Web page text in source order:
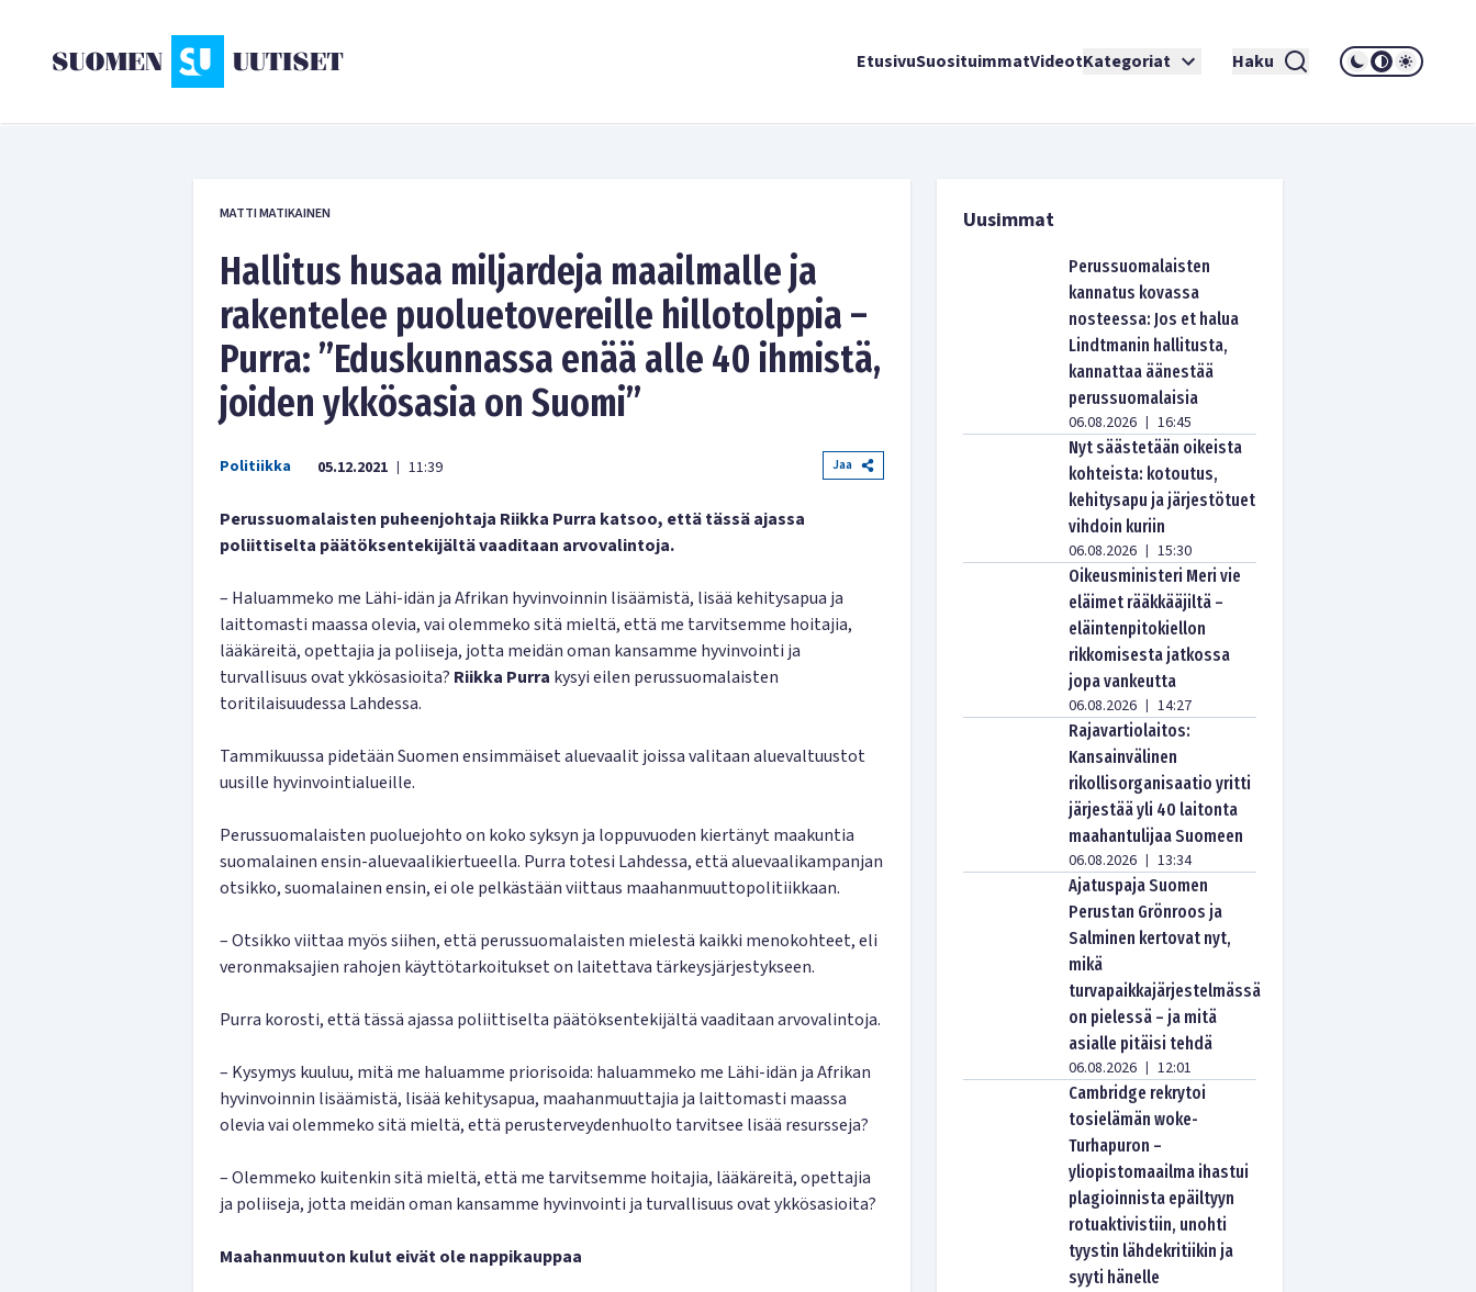
EtusivuSuosituimmatVideotKategoriat Haku
MATTI MATIKAINEN
Hallitus husaa miljardeja maailmalle ja
rakentelee puoluetovereille hillotolppia –
Purra: ”Eduskunnassa enää alle 40 ihmistä,
joiden ykkösasia on Suomi”
Politiikka 05.12.2021 | 11:39 Jaa
Perussuomalaisten puheenjohtaja Riikka Purra katsoo, että tässä ajassa
poliittiselta päätöksentekijältä vaaditaan arvovalintoja.
– Haluammeko me Lähi-idän ja Afrikan hyvinvoinnin lisäämistä, lisää kehitysapua ja
laittomasti maassa olevia, vai olemmeko sitä mieltä, että me tarvitsemme hoitajia,
lääkäreitä, opettajia ja poliiseja, jotta meidän oman kansamme hyvinvointi ja
turvallisuus ovat ykkösasioita? Riikka Purra kysyi eilen perussuomalaisten
toritilaisuudessa Lahdessa.
Tammikuussa pidetään Suomen ensimmäiset aluevaalit joissa valitaan aluevaltuustot
uusille hyvinvointialueille.
Perussuomalaisten puoluejohto on koko syksyn ja loppuvuoden kiertänyt maakuntia
suomalainen ensin-aluevaalikiertueella. Purra totesi Lahdessa, että aluevaalikampanjan
otsikko, suomalainen ensin, ei ole pelkästään viittaus maahanmuuttopolitiikkaan.
– Otsikko viittaa myös siihen, että perussuomalaisten mielestä kaikki menokohteet, eli
veronmaksajien rahojen käyttötarkoitukset on laitettava tärkeysjärjestykseen.
Purra korosti, että tässä ajassa poliittiselta päätöksentekijältä vaaditaan arvovalintoja.
– Kysymys kuuluu, mitä me haluamme priorisoida: haluammeko me Lähi-idän ja Afrikan
hyvinvoinnin lisäämistä, lisää kehitysapua, maahanmuuttajia ja laittomasti maassa
olevia vai olemmeko sitä mieltä, että perusterveydenhuolto tarvitsee lisää resursseja?
– Olemmeko kuitenkin sitä mieltä, että me tarvitsemme hoitajia, lääkäreitä, opettajia
ja poliiseja, jotta meidän oman kansamme hyvinvointi ja turvallisuus ovat ykkösasioita?
Maahanmuuton kulut eivät ole nappikauppaa
Uusimmat
Perussuomalaisten
kannatus kovassa
nosteessa: Jos et halua
Lindtmanin hallitusta,
kannattaa äänestää
perussuomalaisia
06.08.2026 | 16:45
Nyt säästetään oikeista
kohteista: kotoutus,
kehitysapu ja järjestötuet
vihdoin kuriin
06.08.2026 | 15:30
Oikeusministeri Meri vie
eläimet rääkkääjiltä –
eläintenpitokiellon
rikkomisesta jatkossa
jopa vankeutta
06.08.2026 | 14:27
Rajavartiolaitos:
Kansainvälinen
rikollisorganisaatio yritti
järjestää yli 40 laitonta
maahantulijaa Suomeen
06.08.2026 | 13:34
Ajatuspaja Suomen
Perustan Grönroos ja
Salminen kertovat nyt,
mikä
turvapaikkajärjestelmässä
on pielessä – ja mitä
asialle pitäisi tehdä
06.08.2026 | 12:01
Cambridge rekrytoi
tosielämän woke-
Turhapuron –
yliopistomaailma ihastui
plagioinnista epäiltyyn
rotuaktivistiin, unohti
tyystin lähdekritiikin ja
syyti hänelle